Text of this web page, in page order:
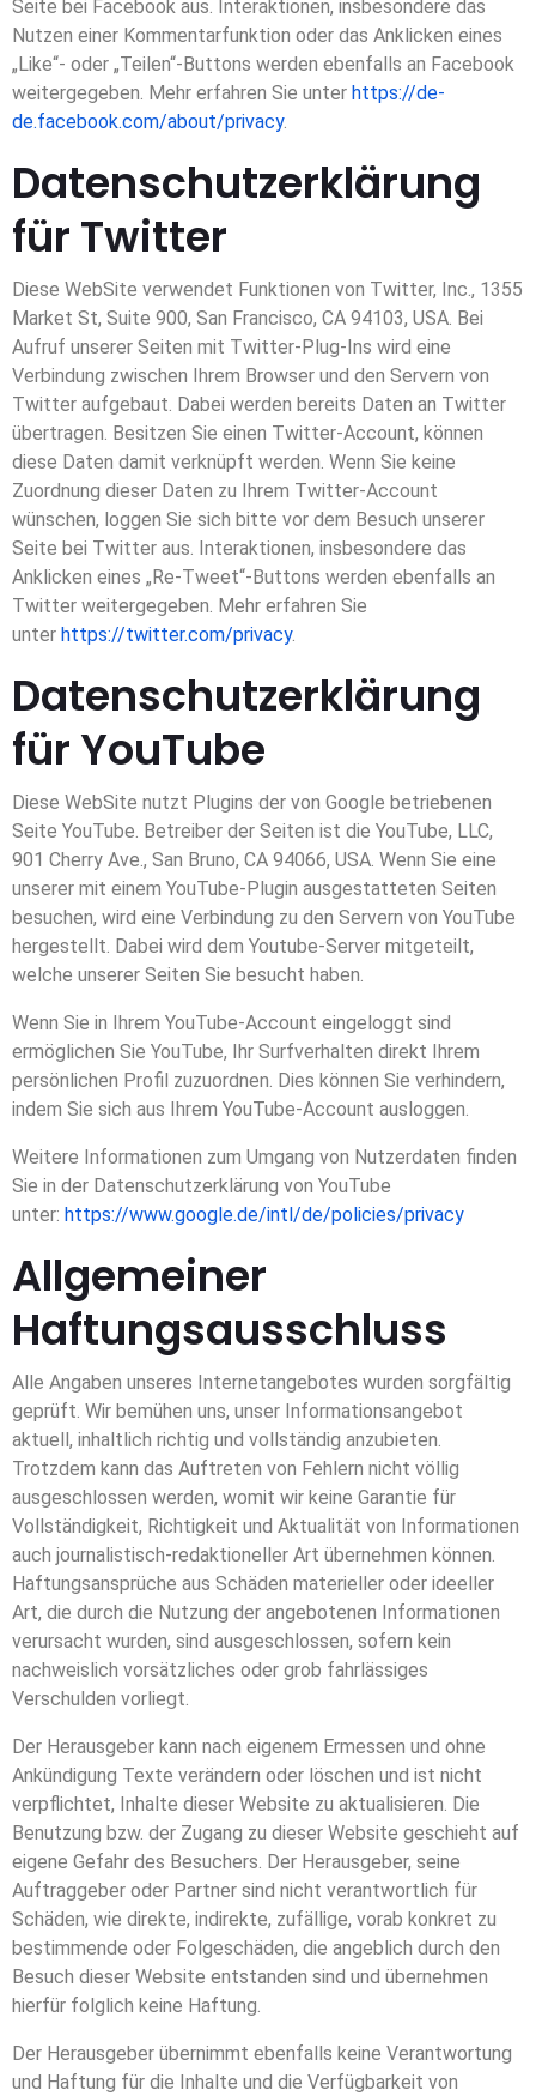
Seite bei Facebook aus. Interaktionen, insbesondere das
Nutzen einer Kommentarfunktion oder das Anklicken eines
„Like“- oder „Teilen“-Buttons werden ebenfalls an Facebook
weitergegeben. Mehr erfahren Sie unter https://de-
de.facebook.com/about/privacy.
Datenschutzerklärung
für Twitter
Diese WebSite verwendet Funktionen von Twitter, Inc., 1355
Market St, Suite 900, San Francisco, CA 94103, USA. Bei
Aufruf unserer Seiten mit Twitter-Plug-Ins wird eine
Verbindung zwischen Ihrem Browser und den Servern von
Twitter aufgebaut. Dabei werden bereits Daten an Twitter
übertragen. Besitzen Sie einen Twitter-Account, können
diese Daten damit verknüpft werden. Wenn Sie keine
Zuordnung dieser Daten zu Ihrem Twitter-Account
wünschen, loggen Sie sich bitte vor dem Besuch unserer
Seite bei Twitter aus. Interaktionen, insbesondere das
Anklicken eines „Re-Tweet“-Buttons werden ebenfalls an
Twitter weitergegeben. Mehr erfahren Sie
unter https://twitter.com/privacy.
Datenschutzerklärung
für YouTube
Diese WebSite nutzt Plugins der von Google betriebenen
Seite YouTube. Betreiber der Seiten ist die YouTube, LLC,
901 Cherry Ave., San Bruno, CA 94066, USA. Wenn Sie eine
unserer mit einem YouTube-Plugin ausgestatteten Seiten
besuchen, wird eine Verbindung zu den Servern von YouTube
hergestellt. Dabei wird dem Youtube-Server mitgeteilt,
welche unserer Seiten Sie besucht haben.
Wenn Sie in Ihrem YouTube-Account eingeloggt sind
ermöglichen Sie YouTube, Ihr Surfverhalten direkt Ihrem
persönlichen Profil zuzuordnen. Dies können Sie verhindern,
indem Sie sich aus Ihrem YouTube-Account ausloggen.
Weitere Informationen zum Umgang von Nutzerdaten finden
Sie in der Datenschutzerklärung von YouTube
unter: https://www.google.de/intl/de/policies/privacy
Allgemeiner
Haftungsausschluss
Alle Angaben unseres Internetangebotes wurden sorgfältig
geprüft. Wir bemühen uns, unser Informationsangebot
aktuell, inhaltlich richtig und vollständig anzubieten.
Trotzdem kann das Auftreten von Fehlern nicht völlig
ausgeschlossen werden, womit wir keine Garantie für
Vollständigkeit, Richtigkeit und Aktualität von Informationen
auch journalistisch-redaktioneller Art übernehmen können.
Haftungsansprüche aus Schäden materieller oder ideeller
Art, die durch die Nutzung der angebotenen Informationen
verursacht wurden, sind ausgeschlossen, sofern kein
nachweislich vorsätzliches oder grob fahrlässiges
Verschulden vorliegt.
Der Herausgeber kann nach eigenem Ermessen und ohne
Ankündigung Texte verändern oder löschen und ist nicht
verpflichtet, Inhalte dieser Website zu aktualisieren. Die
Benutzung bzw. der Zugang zu dieser Website geschieht auf
eigene Gefahr des Besuchers. Der Herausgeber, seine
Auftraggeber oder Partner sind nicht verantwortlich für
Schäden, wie direkte, indirekte, zufällige, vorab konkret zu
bestimmende oder Folgeschäden, die angeblich durch den
Besuch dieser Website entstanden sind und übernehmen
hierfür folglich keine Haftung.
Der Herausgeber übernimmt ebenfalls keine Verantwortung
und Haftung für die Inhalte und die Verfügbarkeit von